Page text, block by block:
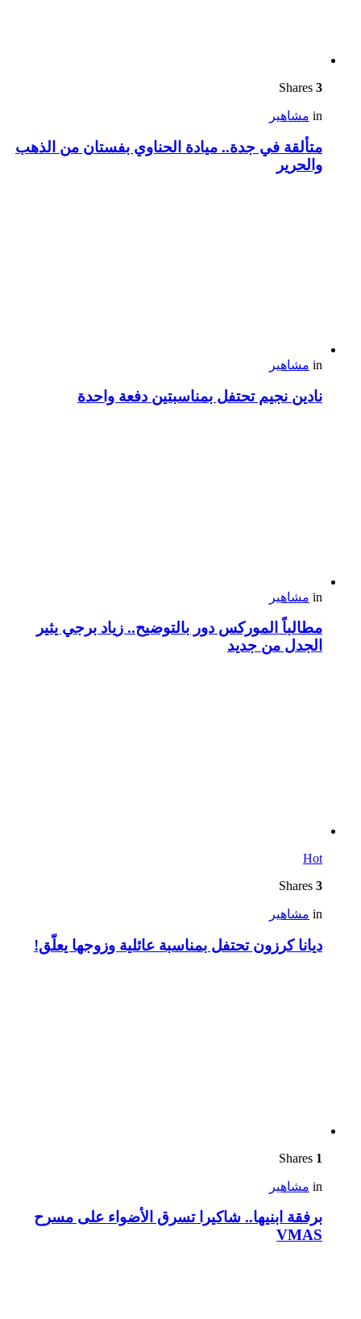
3
in مشاهير
متألقة في جدة.. ميادة الحناوي بفستان من الذهب
والحرير
in مشاهير
نادين نجيم تحتفل بمناسبتين دفعة واحدة
in مشاهير
مطالباً الموركس دور بالتوضيح.. زياد برجي يثير
الجدل من جديد
Hot
3
in مشاهير
ديانا كرزون تحتفل بمناسبة عائلية وزوجها يعلّق!
1
in مشاهير
برفقة ابنيها.. شاكيرا تسرق الأضواء على مسرح
VMAS